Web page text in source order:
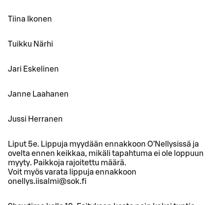
Tiina Ikonen
Tuikku Närhi
Jari Eskelinen
Janne Laahanen
Jussi Herranen
Liput 5e. Lippuja myydään ennakkoon O’Nellysissä ja
ovelta ennen keikkaa, mikäli tapahtuma ei ole loppuun
myyty. Paikkoja rajoitettu määrä.
Voit myös varata lippuja ennakkoon
onellys.iisalmi@sok.fi